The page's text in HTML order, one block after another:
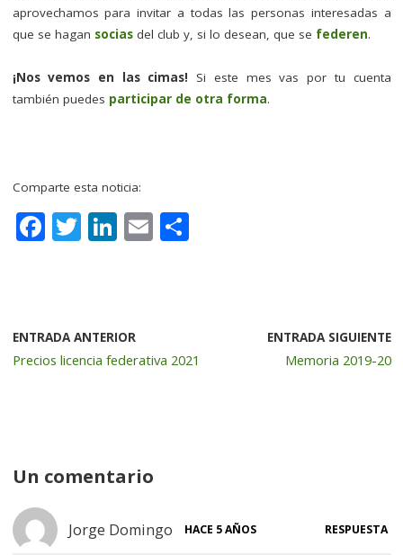
aprovechamos para invitar a todas las personas interesadas a
que se hagan socias del club y, si lo desean, que se federen.
¡Nos vemos en las cimas! Si este mes vas por tu cuenta
también puedes participar de otra forma.
Comparte esta noticia:
F
b
o
T
r
Li
dI
n
E C
rt
ENTRADA ANTERIOR
Precios licencia federativa 2021
ENTRADA SIGUIENTE
Memoria 2019-20
Un comentario
Jorge Domingo HACE 5 AÑOS RESPUESTA